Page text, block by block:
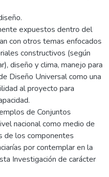
expuestos dentro del
con otros temas enfocados
constructivos (según
diseño y clima, manejo para
Diseño Universal como una
al proyecto para
de Conjuntos
nacional como medio de
de los componentes
por contemplar en la
Investigación de carácter